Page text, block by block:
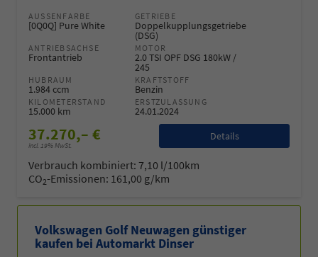
AUSSENFARBE
[0Q0Q] Pure White
GETRIEBE
Doppelkupplungsgetriebe
(DSG)
ANTRIEBSACHSE
Frontantrieb
MOTOR
2.0 TSI OPF DSG 180kW /
245
HUBRAUM
1.984 ccm
KRAFTSTOFF
Benzin
KILOMETERSTAND
15.000 km
ERSTZULASSUNG
24.01.2024
37.270,– €
incl. 19% MwSt.
Details
Verbrauch kombiniert: 7,10 l/100km
CO2-Emissionen: 161,00 g/km
Volkswagen Golf Neuwagen günstiger
kaufen bei Automarkt Dinser